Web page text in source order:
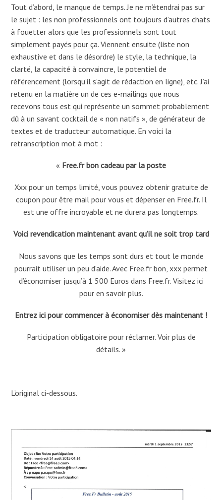
Tout d’abord, le manque de temps. Je ne m’étendrai pas sur
le sujet : les non professionnels ont toujours d’autres chats
à fouetter alors que les professionnels sont tout
simplement payés pour ça. Viennent ensuite (liste non
exhaustive et dans le désordre) le style, la technique, la
clarté, la capacité à convaincre, le potentiel de
référencement (lorsqu’il s’agit de rédaction en ligne), etc. J’ai
retenu en la matière un de ces e-mailings que nous
recevons tous est qui représente un sommet probablement
dû à un savant cocktail de « non natifs », de générateur de
textes et de traducteur automatique. En voici la
retranscription mot à mot :
« Free.fr bon cadeau par la poste
Xxx pour un temps limité, vous pouvez obtenir gratuite de
coupon pour être mail pour vous et dépenser en Free.fr. Il
est une offre incroyable et ne durera pas longtemps.
Voici revendication maintenant avant qu’il ne soit trop tard
Nous savons que les temps sont durs et tout le monde
pourrait utiliser un peu d’aide. Avec Free.fr bon, xxx permet
d’économiser jusqu’à 1 500 Euros dans Free.fr. Visitez ici
pour en savoir plus.
Entrez ici pour commencer à économiser dès maintenant !
Participation obligatoire pour réclamer. Voir plus de
détails. »
L’original ci-dessous.